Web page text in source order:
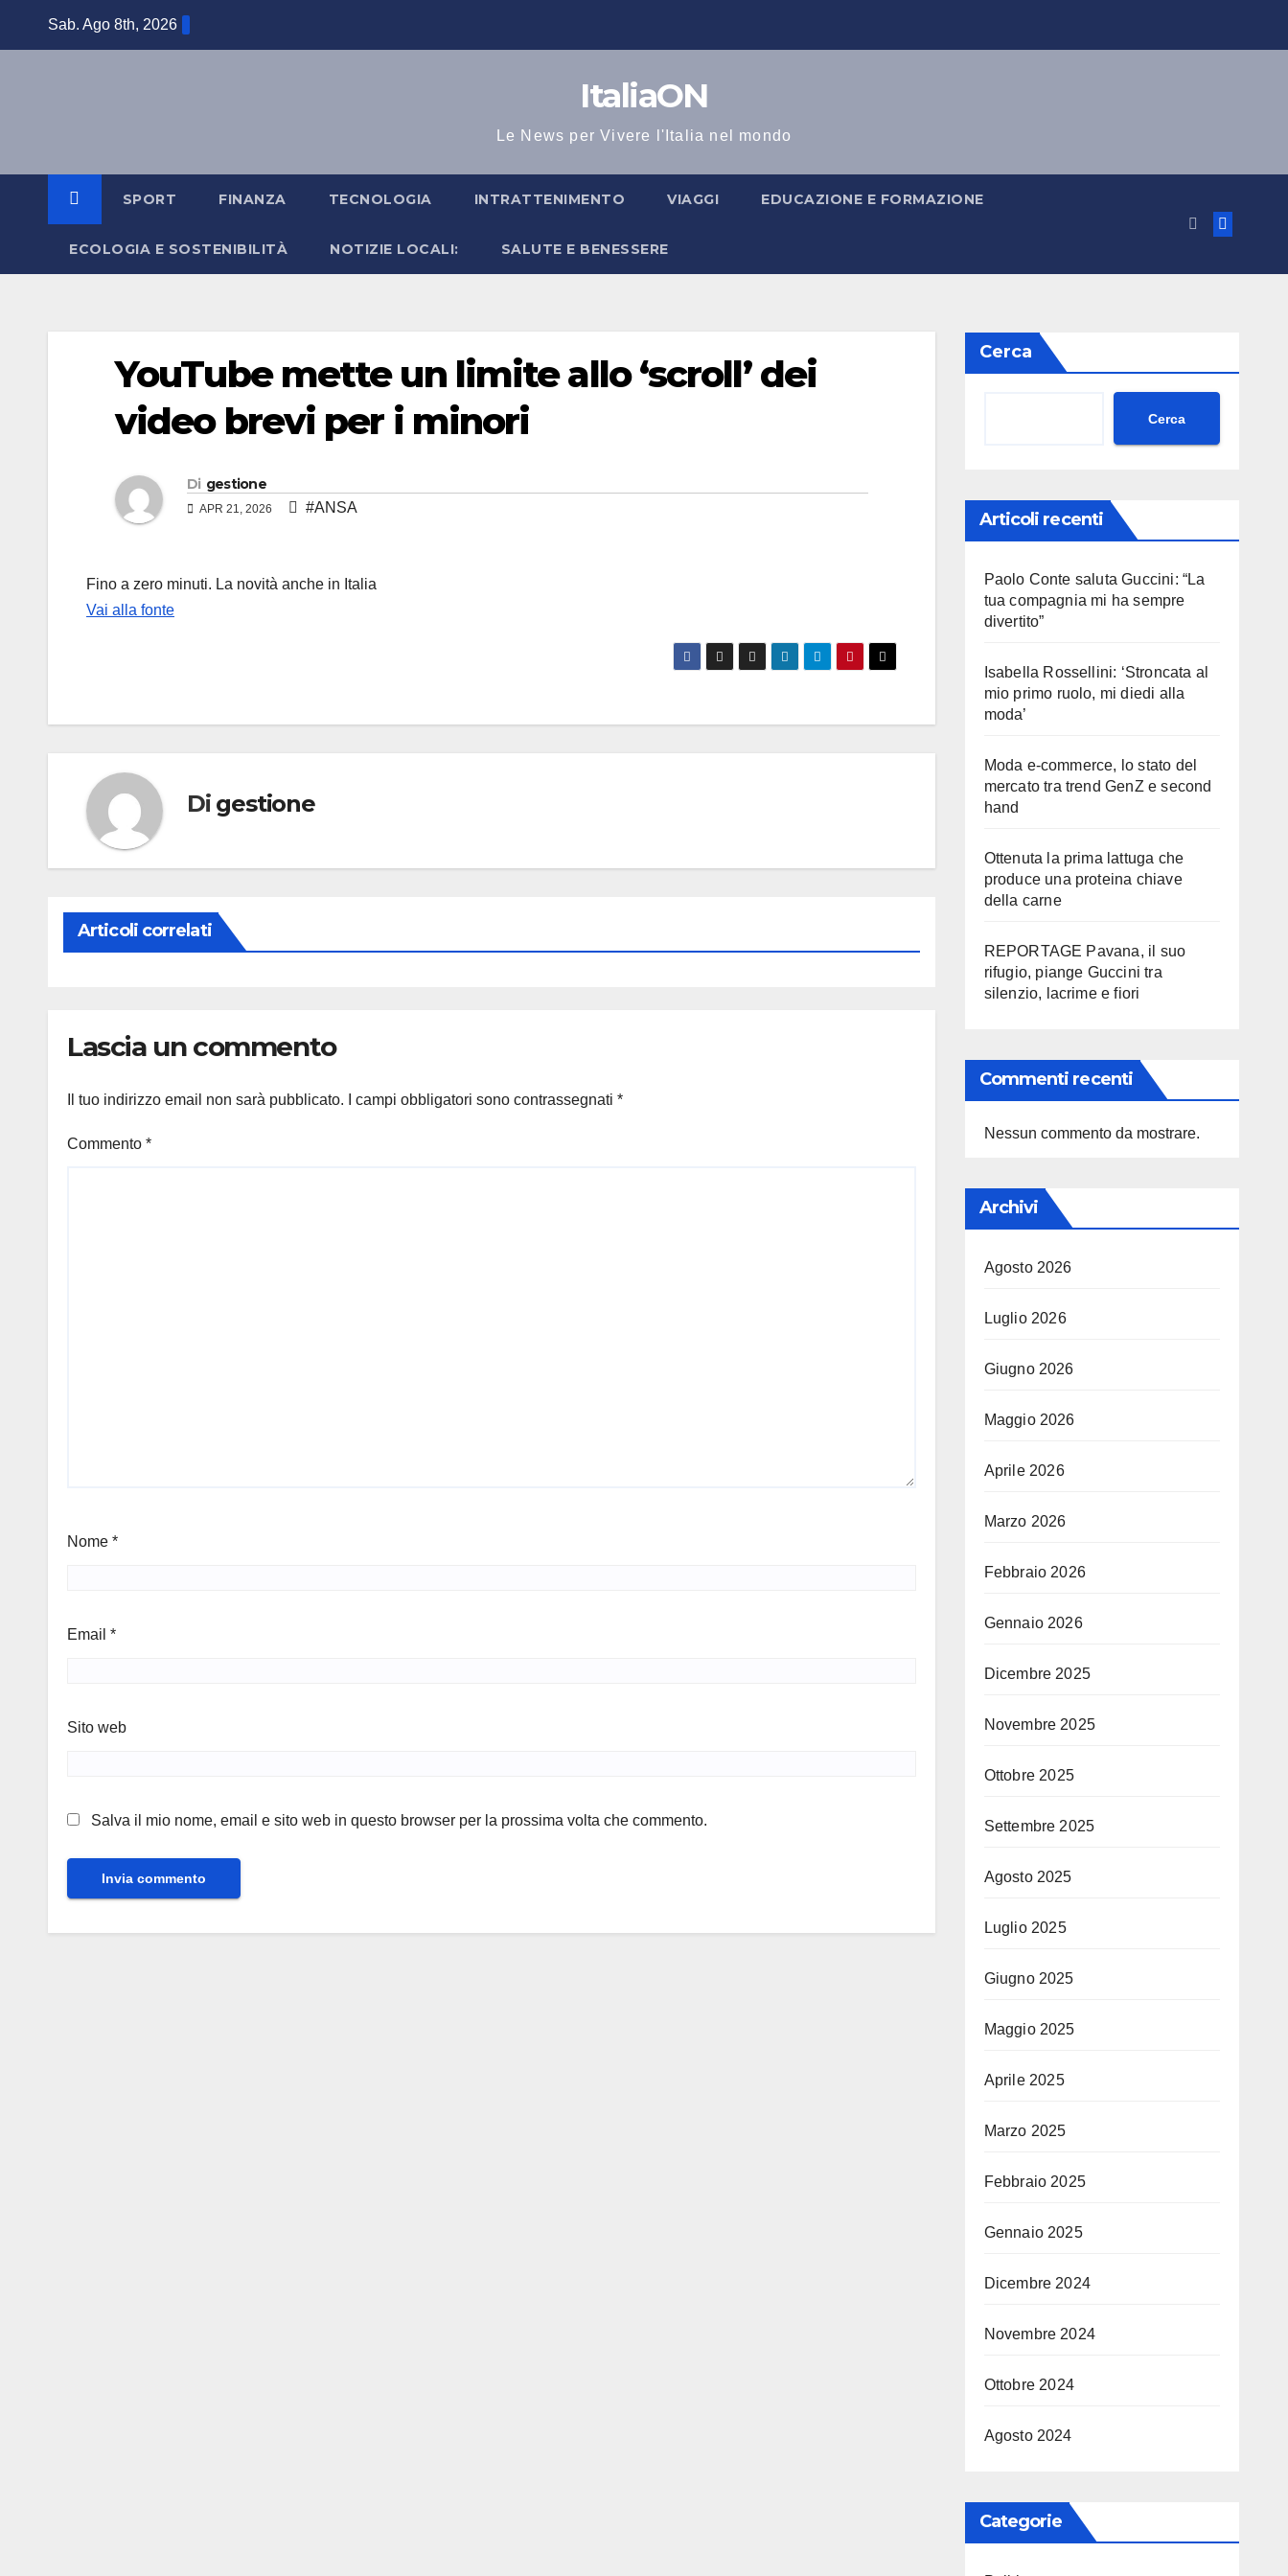
Sab. Ago 8th, 2026
ItaliaON
Le News per Vivere l'Italia nel mondo
SPORT FINANZA TECNOLOGIA INTRATTENIMENTO VIAGGI EDUCAZIONE E FORMAZIONE
ECOLOGIA E SOSTENIBILITÀ NOTIZIE LOCALI: SALUTE E BENESSERE
YouTube mette un limite allo ‘scroll’ dei
video brevi per i minori
Di gestione
APR 21, 2026 #ANSA
Fino a zero minuti. La novità anche in Italia
Vai alla fonte
Di gestione
Articoli correlati
Lascia un commento
Il tuo indirizzo email non sarà pubblicato. I campi obbligatori sono contrassegnati *
Commento *
Nome *
Email *
Sito web
Salva il mio nome, email e sito web in questo browser per la prossima volta che commento.
Cerca
Cerca
Articoli recenti
Paolo Conte saluta Guccini: “La
tua compagnia mi ha sempre
divertito”
Isabella Rossellini: ‘Stroncata al
mio primo ruolo, mi diedi alla
moda’
Moda e-commerce, lo stato del
mercato tra trend GenZ e second
hand
Ottenuta la prima lattuga che
produce una proteina chiave
della carne
REPORTAGE Pavana, il suo
rifugio, piange Guccini tra
silenzio, lacrime e fiori
Commenti recenti
Nessun commento da mostrare.
Archivi
Agosto 2026
Luglio 2026
Giugno 2026
Maggio 2026
Aprile 2026
Marzo 2026
Febbraio 2026
Gennaio 2026
Dicembre 2025
Novembre 2025
Ottobre 2025
Settembre 2025
Agosto 2025
Luglio 2025
Giugno 2025
Maggio 2025
Aprile 2025
Marzo 2025
Febbraio 2025
Gennaio 2025
Dicembre 2024
Novembre 2024
Ottobre 2024
Agosto 2024
Categorie